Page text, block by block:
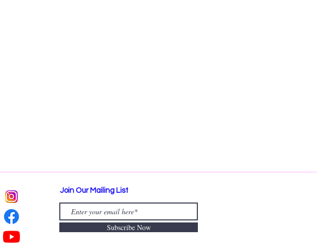
Join Our Mailing List
Subscribe Now